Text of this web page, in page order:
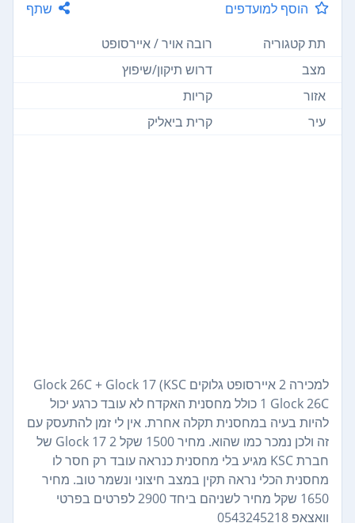
הוסף למועדפים
שתף
תת קטגוריה
רובה אויר / איירסופט
מצב
דרוש תיקון/שיפוץ
אזור
קריות
עיר
קרית ביאליק
למכירה 2 איירסופט גלוקים Glock 26C + Glock 17 (KSC
1 Glock 26C כולל מחסנית האקדח לא עובד כרגע יכול
להיות בעיה במחסנית תקלה אחרת. אין לי זמן להתעסק עם
זה ולכן נמכר כמו שהוא. מחיר 1500 שקל 2 Glock 17 של
חברת KSC מגיע בלי מחסנית כנראה עובד רק חסר לו
מחסנית הכלי נראה תקין במצב חיצוני ונשמר טוב. מחיר
1650 שקל מחיר לשניהם ביחד 2900 לפרטים בפרטי
וואצאפ 0543245218